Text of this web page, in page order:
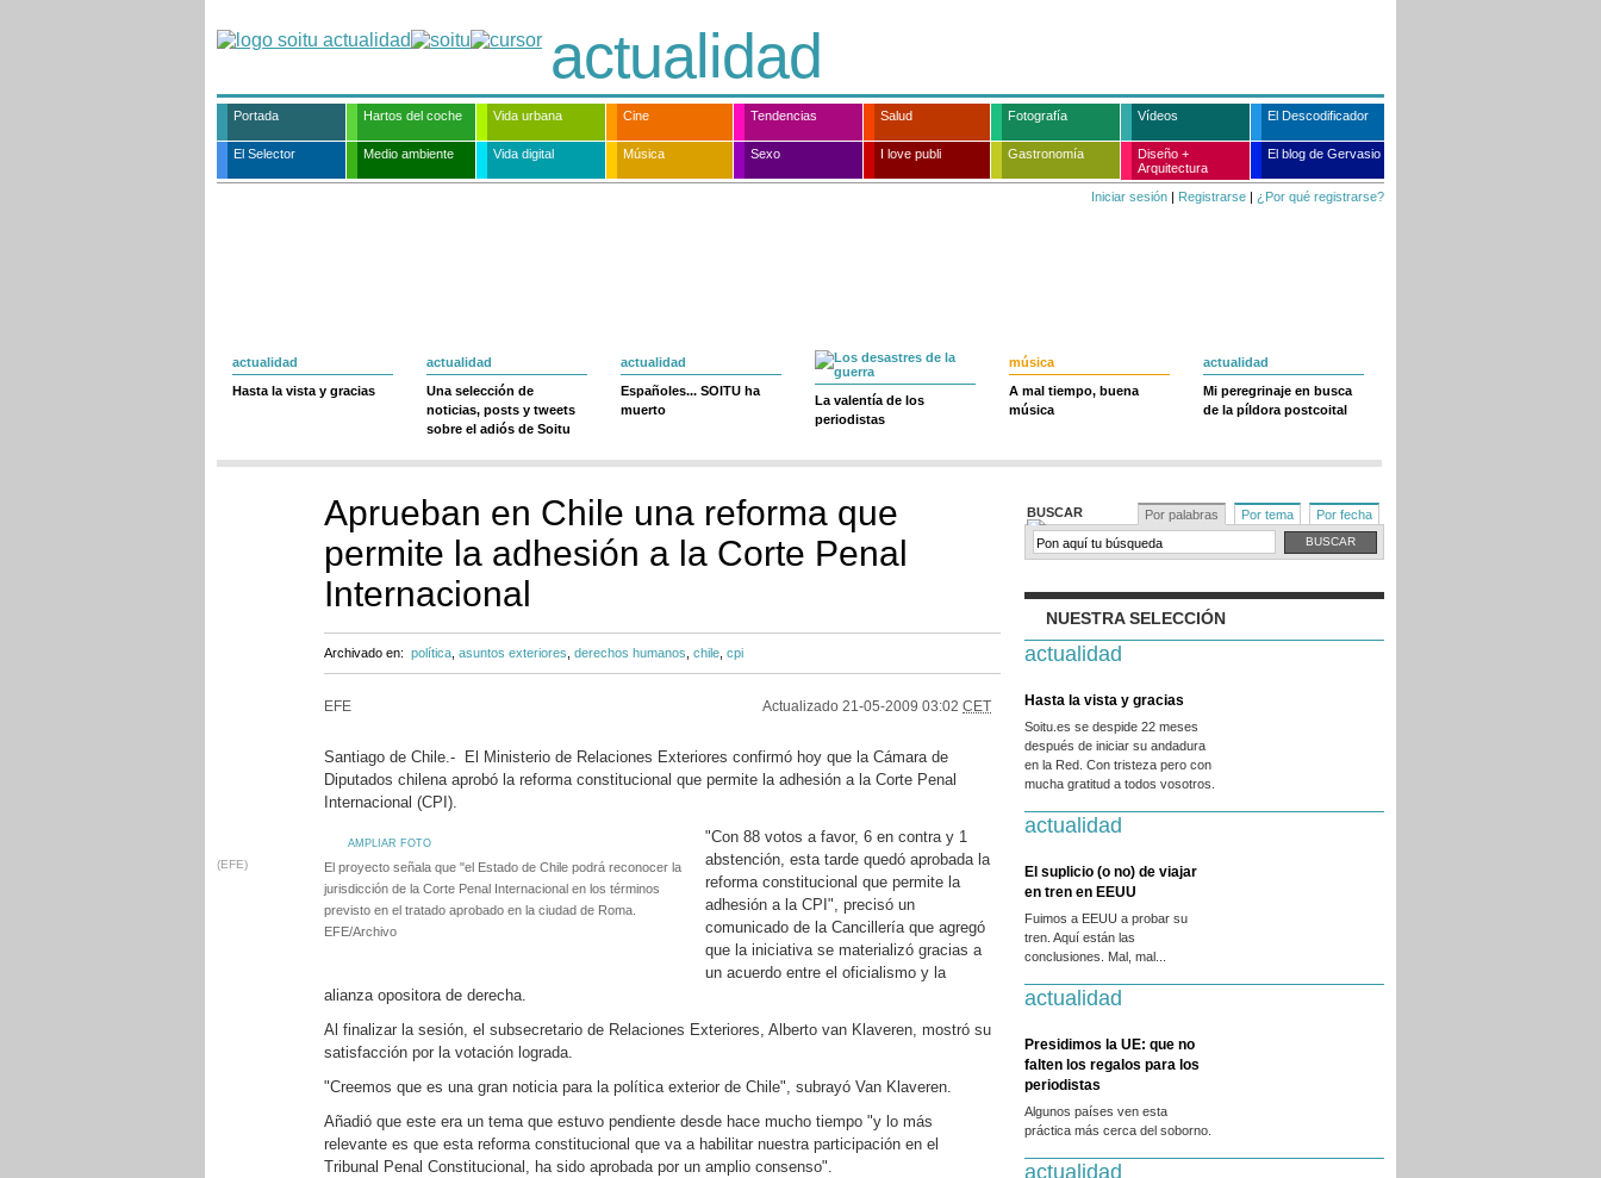
actualidad
Portada Hartos del coche Vida urbana Cine Tendencias Salud Fotografía Vídeos El Descodificador
El Selector Medio ambiente Vida digital Música Sexo I love publi Gastronomía
Diseño +
Arquitectura
El blog de Gervasio
Iniciar sesión | Registrarse | ¿Por qué registrarse?
actualidad
Hasta la vista y gracias
actualidad
Una selección de
noticias, posts y tweets
sobre el adiós de Soitu
actualidad
Españoles... SOITU ha
muerto
La valentía de los
periodistas
música
A mal tiempo, buena
música
actualidad
Mi peregrinaje en busca
de la píldora postcoital
Aprueban en Chile una reforma que
permite la adhesión a la Corte Penal
Internacional
Archivado en: política asuntos exteriores derechos humanos chile cpi
EFE Actualizado 21-05-2009 03:02 CET
Santiago de Chile.- El Ministerio de Relaciones Exteriores confirmó hoy que la Cámara de
Diputados chilena aprobó la reforma constitucional que permite la adhesión a la Corte Penal
Internacional (CPI).
AMPLIAR FOTO
(EFE)
El proyecto señala que "el Estado de Chile podrá reconocer la
jurisdicción de la Corte Penal Internacional en los términos
previsto en el tratado aprobado en la ciudad de Roma.
EFE/Archivo
"Con 88 votos a favor, 6 en contra y 1
abstención, esta tarde quedó aprobada la
reforma constitucional que permite la
adhesión a la CPI", precisó un
comunicado de la Cancillería que agregó
que la iniciativa se materializó gracias a
un acuerdo entre el oficialismo y la
alianza opositora de derecha.
Al finalizar la sesión, el subsecretario de Relaciones Exteriores, Alberto van Klaveren, mostró su
satisfacción por la votación lograda.
"Creemos que es una gran noticia para la política exterior de Chile", subrayó Van Klaveren.
Añadió que este era un tema que estuvo pendiente desde hace mucho tiempo "y lo más
relevante es que esta reforma constitucional que va a habilitar nuestra participación en el
Tribunal Penal Constitucional, ha sido aprobada por un amplio consenso".
BUSCAR Por palabras Por tema Por fecha
NUESTRA SELECCIÓN
actualidad
Hasta la vista y gracias
Soitu.es se despide 22 meses
después de iniciar su andadura
en la Red. Con tristeza pero con
mucha gratitud a todos vosotros.
actualidad
El suplicio (o no) de viajar
en tren en EEUU
Fuimos a EEUU a probar su
tren. Aquí están las
conclusiones. Mal, mal...
actualidad
Presidimos la UE: que no
falten los regalos para los
periodistas
Algunos países ven esta
práctica más cerca del soborno.
actualidad